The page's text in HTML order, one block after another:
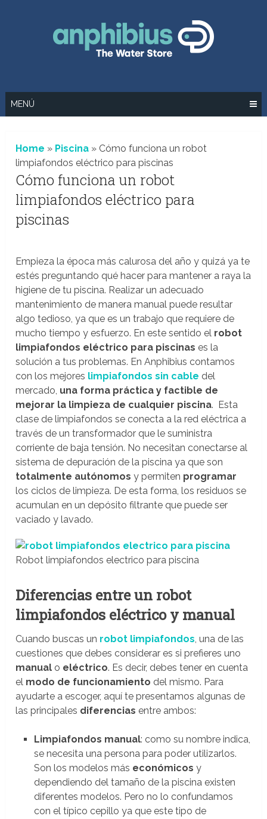
MENÚ
Home » Piscina » Cómo funciona un robot
limpiafondos eléctrico para piscinas
Cómo funciona un robot
limpiafondos eléctrico para
piscinas
Empieza la época más calurosa del año y quizá ya te
estés preguntando qué hacer para mantener a raya la
higiene de tu piscina. Realizar un adecuado
mantenimiento de manera manual puede resultar
algo tedioso, ya que es un trabajo que requiere de
mucho tiempo y esfuerzo. En este sentido el robot
limpiafondos eléctrico para piscinas es la
solución a tus problemas. En Anphibius contamos
con los mejores limpiafondos sin cable del
mercado, una forma práctica y factible de
mejorar la limpieza de cualquier piscina. Esta
clase de limpiafondos se conecta a la red eléctrica a
través de un transformador que le suministra
corriente de baja tensión. No necesitan conectarse al
sistema de depuración de la piscina ya que son
totalmente autónomos y permiten programar
los ciclos de limpieza. De esta forma, los residuos se
acumulan en un depósito filtrante que puede ser
vaciado y lavado.
Robot limpiafondos electrico para piscina
Diferencias entre un robot
limpiafondos eléctrico y manual
Cuando buscas un robot limpiafondos, una de las
cuestiones que debes considerar es si prefieres uno
manual o eléctrico. Es decir, debes tener en cuenta
el modo de funcionamiento del mismo. Para
ayudarte a escoger, aquí te presentamos algunas de
las principales diferencias entre ambos:
Limpiafondos manual: como su nombre indica,
se necesita una persona para poder utilizarlos.
Son los modelos más económicos y
dependiendo del tamaño de la piscina existen
diferentes modelos. Pero no lo confundamos
con el típico cepillo ya que este tipo de